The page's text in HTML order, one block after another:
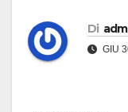
Di
GIU